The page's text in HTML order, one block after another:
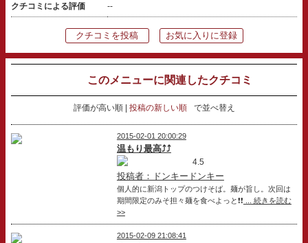
クチコミによる評価 --
クチコミを投稿 お気に入りに登録
このメニューに関連したクチコミ
評価が高い順 投稿の新しい順 で並べ替え
2015-02-01 20:00:29
温もり最高⤴⤴
4.5
投稿者：ドンキードンキー
個人的に新潟トップのつけそば。麺が旨し。次回は
期間限定のみそ担々麺を食べよっと❗❗ ... 続きを読む
>>
2015-02-09 21:08:41